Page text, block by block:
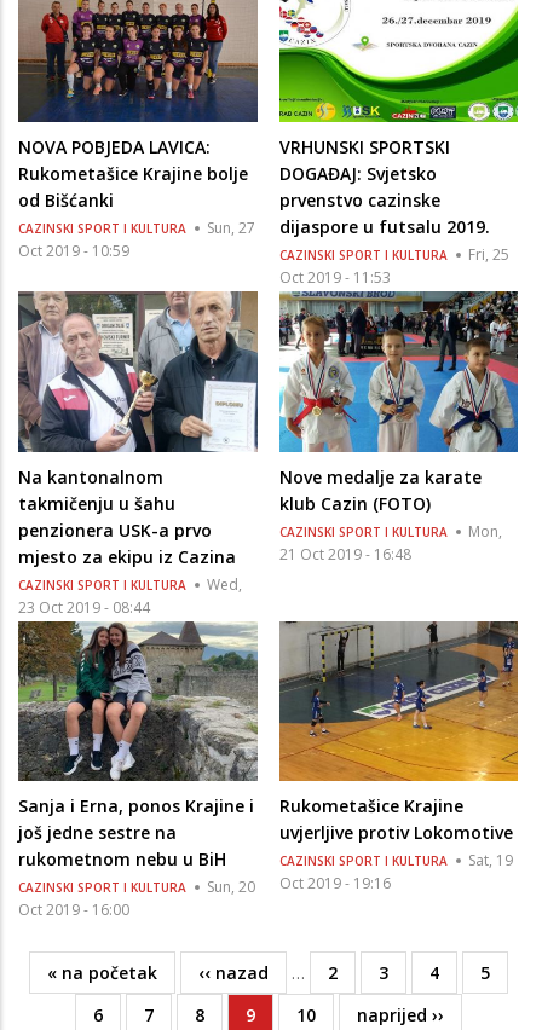
NOVA POBJEDA LAVICA:
Rukometašice Krajine bolje
od Bišćanki
CAZINSKI SPORT I KULTURA
Sun, 27
Oct 2019 - 10:59
VRHUNSKI SPORTSKI
DOGAĐAJ: Svjetsko
prvenstvo cazinske
dijaspore u futsalu 2019.
CAZINSKI SPORT I KULTURA
Fri, 25
Oct 2019 - 11:53
Na kantonalnom
takmičenju u šahu
penzionera USK-a prvo
mjesto za ekipu iz Cazina
CAZINSKI SPORT I KULTURA
Wed,
23 Oct 2019 - 08:44
Nove medalje za karate
klub Cazin (FOTO)
CAZINSKI SPORT I KULTURA
Mon,
21 Oct 2019 - 16:48
Sanja i Erna, ponos Krajine i
još jedne sestre na
rukometnom nebu u BiH
CAZINSKI SPORT I KULTURA
Sun, 20
Oct 2019 - 16:00
Rukometašice Krajine
uvjerljive protiv Lokomotive
CAZINSKI SPORT I KULTURA
Sat, 19
Oct 2019 - 19:16
Pagination
First
page
« na početak
Previous
page
‹‹ nazad … Page
2 Page
3 Page
4 Page
5
Page
6 Page
7 Page
8
Current
9 Page
10
Next
naprijed ››